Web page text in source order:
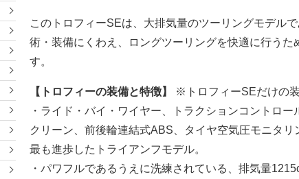
このトロフィーSEは、大排気量のツーリングモデル
術・装備にくわえ、ロングツーリングを快適に行うた
す。
【トロフィーの装備と特徴】
※トロフィーSEだけの
・ライド・バイ・ワイヤー、トラクションコントロ
クリーン、前後輪連結式ABS、タイヤ空気圧モニタ
最も進歩したトライアンフモデル。
・パワフルであるうえに洗練されている、排気量